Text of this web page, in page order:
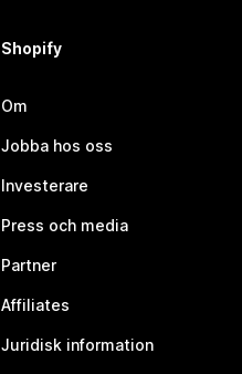
Shopify
Om
Jobba hos oss
Investerare
Press och media
Partner
Affiliates
Juridisk information